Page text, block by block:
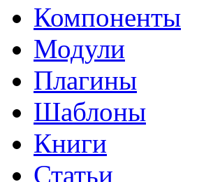
Компоненты
Модули
Плагины
Шаблоны
Книги
Статьи